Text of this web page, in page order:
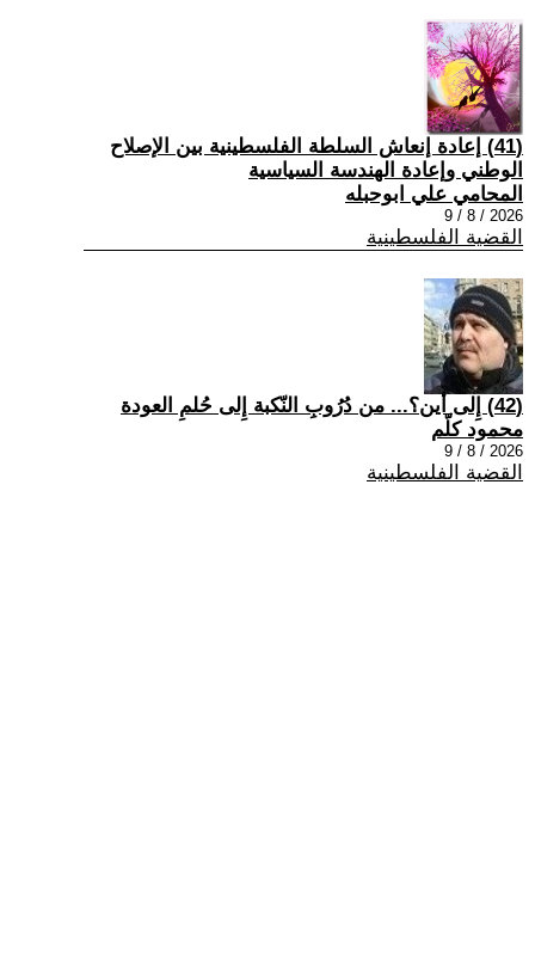
(41) إعادة إنعاش السلطة الفلسطينية بين الإصلاح
الوطني وإعادة الهندسة السياسية
المحامي علي ابوحبله
2026 / 8 / 9
القضية الفلسطينية
(42) إِلى أين؟... من دُرُوبِ النّكبة إِلى حُلمِ العودة
محمود كلّم
2026 / 8 / 9
القضية الفلسطينية